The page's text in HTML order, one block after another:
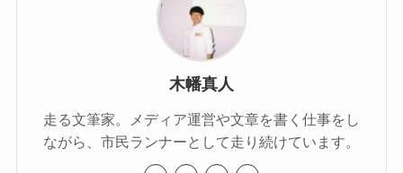
木幡真人
走る文筆家。メディア運営や文章を書く仕事をし
ながら、市民ランナーとして走り続けています。